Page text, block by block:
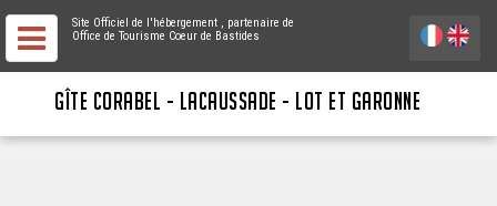
Site Officiel de l'hébergement , partenaire de
Office de Tourisme Coeur de Bastides
GÎTE CORABEL - LACAUSSADE - LOT ET GARONNE